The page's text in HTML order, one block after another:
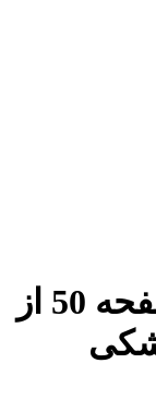
بایگانی‌ها استخدام – صفحه 50 از